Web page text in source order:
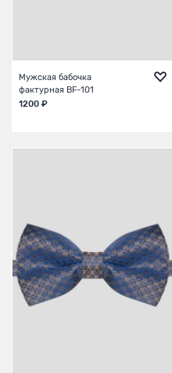
Мужская бабочка
фактурная BF-101
1200 ₽